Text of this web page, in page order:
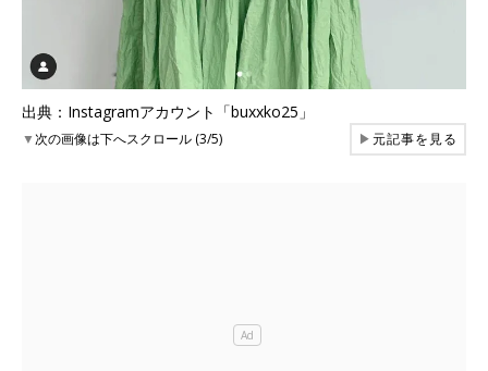
出典：Instagramアカウント「buxxko25」
▼次の画像は下へスクロール (3/5) ▶元記事を見る